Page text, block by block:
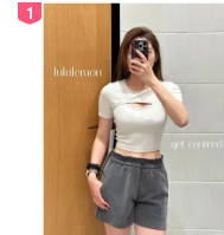
1